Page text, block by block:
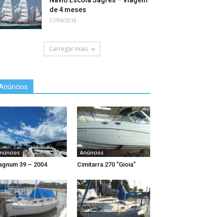
de 4 meses
27/04/2018
Carregar mais
39 – 2004
Anúncios
Cimitarra 270 “Gioia”